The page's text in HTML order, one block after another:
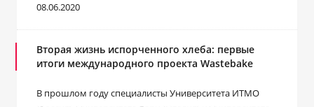
08.06.2020
Вторая жизнь испорченного хлеба: первые
итоги международного проекта Wastebake
В прошлом году специалисты Университета ИТМО